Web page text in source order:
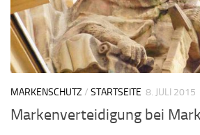
MARKENSCHUTZ / STARTSEITE 8. JULI 2015
Markenverteidigung bei